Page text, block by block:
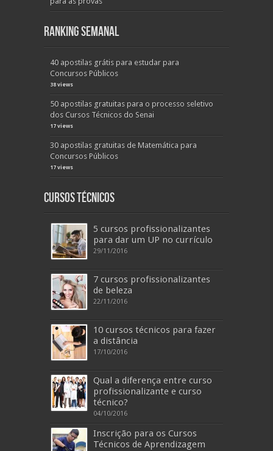
Ranking Semanal
40 apostilas grátis para estudar para
Concursos Públicos
38 views
50 apostilas gratuitas para o processo seletivo
dos Cursos Técnicos do Senai
17 views
30 apostilas gratuitas de Matemática para
Concursos Públicos
17 views
Cursos Técnicos
5 cursos profissionalizantes
para dar um UP no currículo
29/11/2016
7 cursos profissionalizantes
de beleza
22/11/2016
10 cursos técnicos para fazer
a distância
17/10/2016
Qual a diferença entre curso
profissionalizante e curso
técnico?
04/10/2016
Inscrição para os Cursos
Técnicos de Aprendizagem